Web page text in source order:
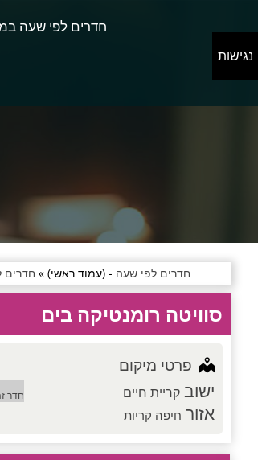
חדרים לפי שעה
חדרים לפי שעה - (עמוד ראשי) » חדרים
סוויטה רומנטיקה בים
פרטי מיקום
חדר ישובקריית חיים
אזור חיפה קריות
נגישות